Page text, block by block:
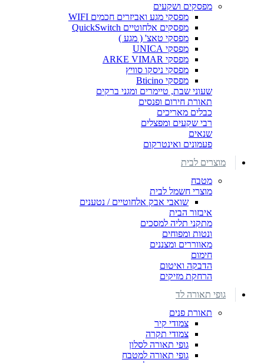
מפסקים ושקעים
מפסקי מגע ואביזרים חכמים WIFI
מפסקים אלחוטיים QuickSwitch
מפסקי טאצ' ( מגע )
מפסקי UNICA
מפסקי ARKE VIMAR
מפסקי ניסקו סוויץ
מפסקי Bticino
שעוני שבת, טיימרים ומגני ברקים
תאורת חירום ופנסים
כבלים מאריכים
רבי שקעים ומפצלים
שנאים
פעמונים ואינטרקום
מוצרים לבית
מטבח
מוצרי חשמל לבית
שואבי אבק אלחוטיים / נטענים
איבזור הבית
מתקני תליה למסכים
ונטות ומפוחים
מאווררים ומצננים
חימום
הדבקה ואיטום
הרחקת מזיקים
גופי תאורה לד
תאורת פנים
צמודי קיר
צמודי תקרה
גופי תאורה לסלון
גופי תאורה למטבח